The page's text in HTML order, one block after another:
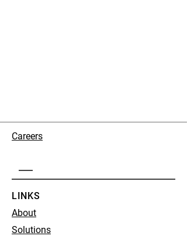
Careers
LINKS
About
Solutions